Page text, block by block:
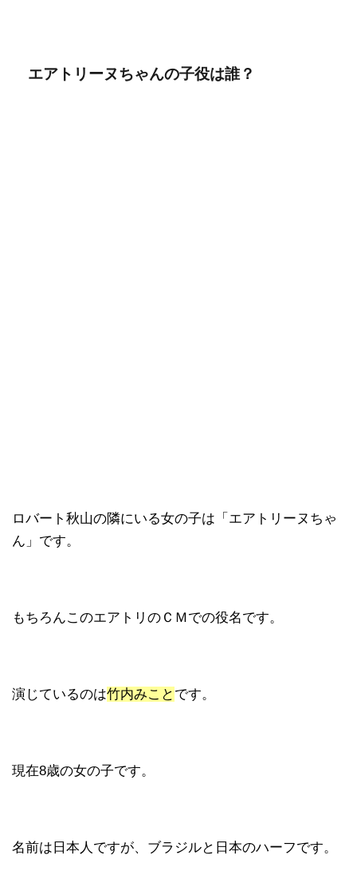
エアトリーヌちゃんの子役は誰？
ロバート秋山の隣にいる女の子は「エアトリーヌちゃ
ん」です。
もちろんこのエアトリのＣＭでの役名です。
演じているのは竹内みこと です。
現在8歳の女の子です。
名前は日本人ですが、ブラジルと日本のハーフです。